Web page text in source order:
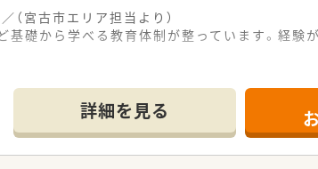
（宮古市エリア担当より）
礎から学べる教育体制が整っています。経験
に便利な立地で、脳神経外科の処方箋を専門的に
を受け付けており、専門性の高い知識をじっく
さらに事務スタッフ3名が協力し合い、一人ひ
詳細を見る